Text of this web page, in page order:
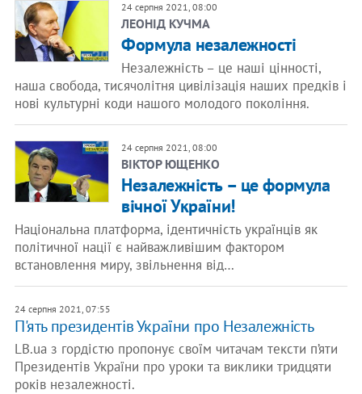
24 серпня 2021, 08:00
ЛЕОНІД КУЧМА
Формула незалежності
Незалежність – це наші цінності,
наша свобода, тисячолітня цивілізація наших предків і
нові культурні коди нашого молодого покоління.
24 серпня 2021, 08:00
ВІКТОР ЮЩЕНКО
Незалежність – це формула
вічної України!
Національна платформа, ідентичність українців як
політичної нації є найважливішим фактором
встановлення миру, звільнення від…
24 серпня 2021, 07:55
П'ять президентів України про Незалежність
LB.ua з гордістю пропонує своїм читачам тексти п’яти
Президентів України про уроки та виклики тридцяти
років незалежності.